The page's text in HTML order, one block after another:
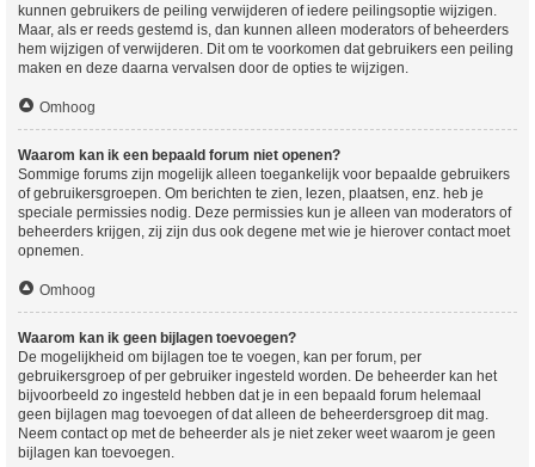
kunnen gebruikers de peiling verwijderen of iedere peilingsoptie wijzigen.
Maar, als er reeds gestemd is, dan kunnen alleen moderators of beheerders
hem wijzigen of verwijderen. Dit om te voorkomen dat gebruikers een peiling
maken en deze daarna vervalsen door de opties te wijzigen.
Omhoog
Waarom kan ik een bepaald forum niet openen?
Sommige forums zijn mogelijk alleen toegankelijk voor bepaalde gebruikers
of gebruikersgroepen. Om berichten te zien, lezen, plaatsen, enz. heb je
speciale permissies nodig. Deze permissies kun je alleen van moderators of
beheerders krijgen, zij zijn dus ook degene met wie je hierover contact moet
opnemen.
Omhoog
Waarom kan ik geen bijlagen toevoegen?
De mogelijkheid om bijlagen toe te voegen, kan per forum, per
gebruikersgroep of per gebruiker ingesteld worden. De beheerder kan het
bijvoorbeeld zo ingesteld hebben dat je in een bepaald forum helemaal
geen bijlagen mag toevoegen of dat alleen de beheerdersgroep dit mag.
Neem contact op met de beheerder als je niet zeker weet waarom je geen
bijlagen kan toevoegen.